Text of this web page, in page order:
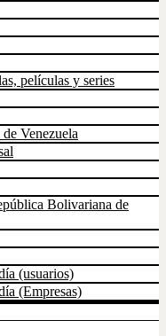
películas y series
Venezuela
Bolivariana de
(usuarios)
(Empresas)